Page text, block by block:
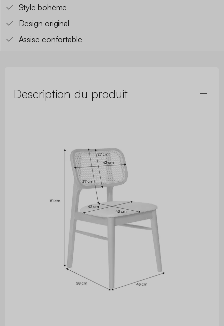
Style bohème
Design original
Assise confortable
Description du produit